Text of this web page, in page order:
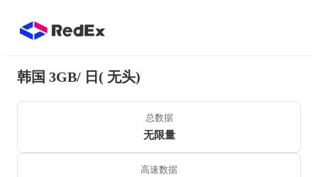
韩国 3GB/ 日( 无头)
总数据
无限量
高速数据